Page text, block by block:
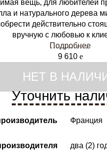
вещь, для любителей
и натурального дерева
действительно
вручную с любовью к
Подробнее
9 610 e
НЕТ В
Уточнить
Франция
два (2)